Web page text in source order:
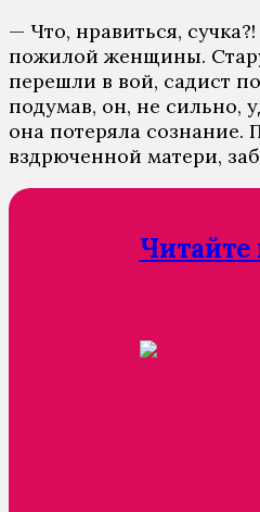
— Что, нравиться,
пожилой женщины.
перешли в вой, садист
подумав, он, не сильно,
она потеряла сознание.
вздрюченной матери,
Читайте